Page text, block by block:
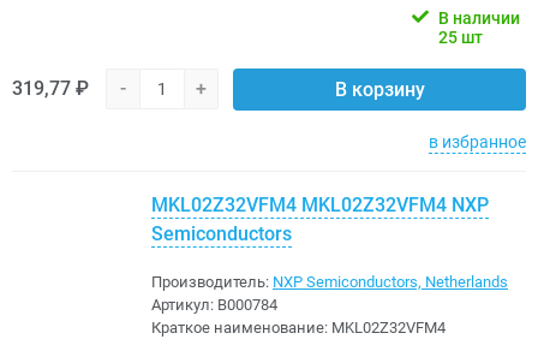
В наличии
25 шт
319,77 ₽ - + В корзину
в избранное
MKL02Z32VFM4 MKL02Z32VFM4 NXP
Semiconductors
Производитель: NXP Semiconductors, Netherlands
Артикул: B000784
Краткое наименование: MKL02Z32VFM4